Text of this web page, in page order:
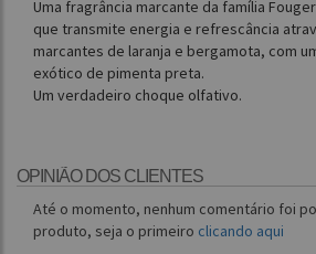
Uma fragrância marcante da família
que transmite energia e refrescância
marcantes de laranja e bergamota, com
exótico de pimenta preta.
Um verdadeiro choque olfativo.
OPINIÃO DOS CLIENTES
Até o momento, nenhum comentário foi
produto, seja o primeiro clicando aqui